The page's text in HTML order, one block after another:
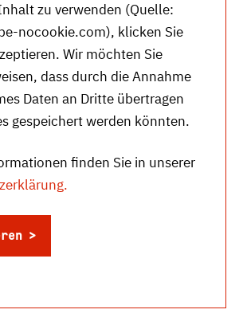
zu verwenden (Quelle:
nocookie.com), klicken Sie
Wir möchten Sie
dass durch die Annahme
Daten an Dritte übertragen
gespeichert werden könnten.
finden Sie in unserer